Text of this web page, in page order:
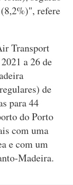
refere
Transport
a 26 de
de
para 44
do Porto
com uma
e com um
Madeira.